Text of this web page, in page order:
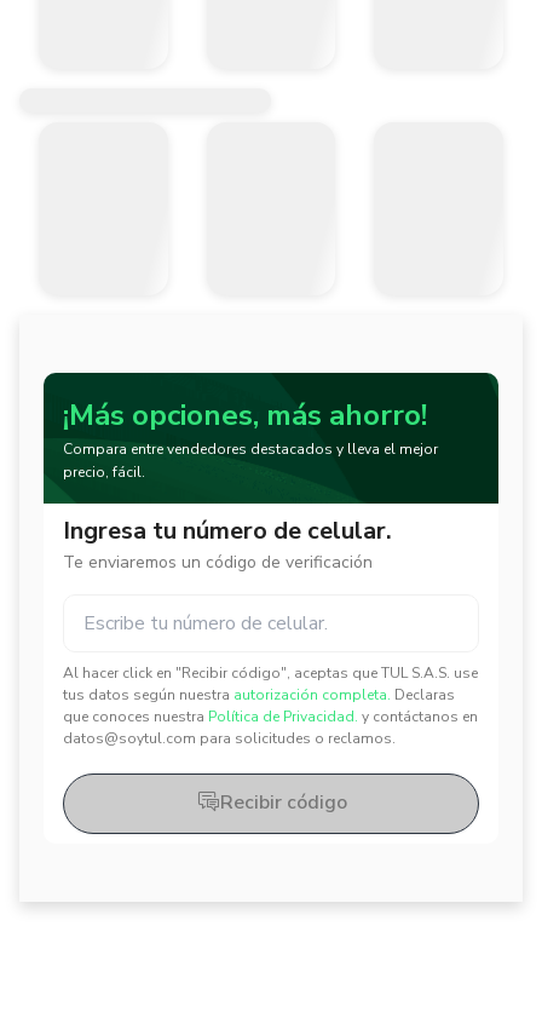
¡Más opciones, más ahorro!
Compara entre vendedores destacados y lleva el mejor
precio, fácil.
Ingresa tu número de celular.
Te enviaremos un código de verificación
Al hacer click en "Recibir código", aceptas que TUL S.A.S. use
tus datos según nuestra autorización completa. Declaras
que conoces nuestra Política de Privacidad. y contáctanos en
datos@soytul.com para solicitudes o reclamos.
✕
✕
Recibir código